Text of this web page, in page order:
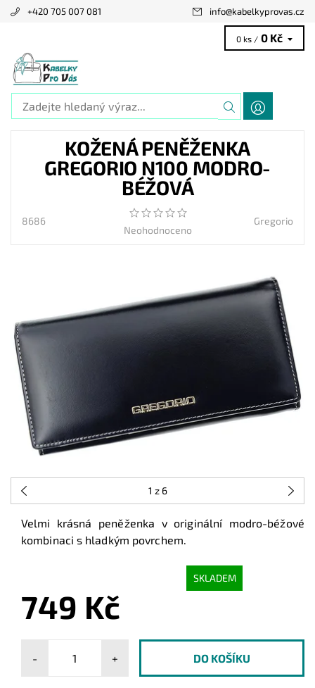
+420 705 007 081 info@kabelkyprovas.cz
0 ks / 0 Kč
KOŽENÁ PENĚŽENKA
GREGORIO N100 MODRO-
BÉŽOVÁ
8686
Neohodnoceno
Gregorio
1 z 6
Velmi krásná peněženka v originální modro-béžové
kombinaci s hladkým povrchem.
SKLADEM
749 Kč
- +